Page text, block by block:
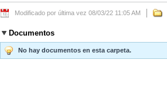
Modificado por última vez 08/03/22 11:05 AM
Documentos
No hay documentos en esta carpeta.